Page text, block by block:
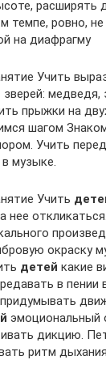
расширять
темпе, ровно, не
на диафрагму
Учить
медведя,
прыжки на
шагом
Учить
музыке.
Учить
нее
окраску
детей какие
в пении
эмоциональный
дикцию.
ритм